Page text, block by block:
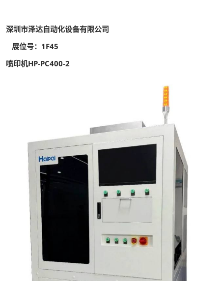
深圳市泽达自动化设备有限公司
展位号：1F45
喷印机HP-PC400-2